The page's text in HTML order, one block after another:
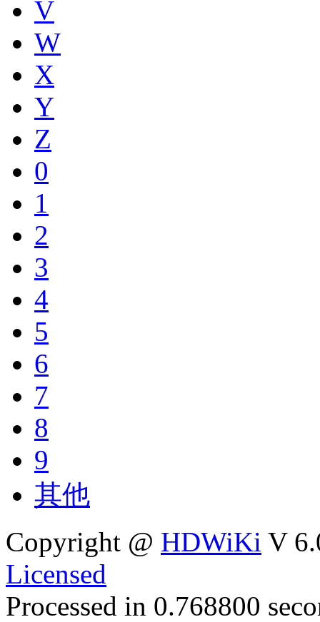
V
W
X
Y
Z
0
1
2
3
4
5
6
7
8
9
其他
Copyright @ HDWiKi V
Licensed
Processed in 0.768800